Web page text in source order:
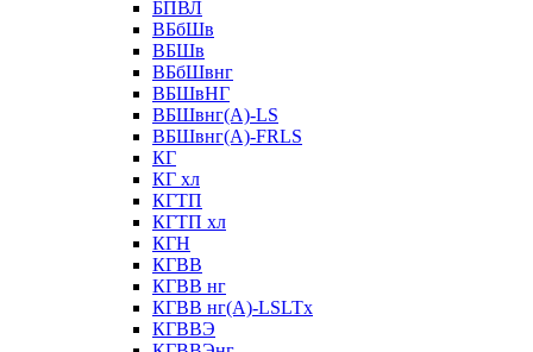
БПВЛ
ВБбШв
ВБШв
ВБбШвнг
ВБШвНГ
ВБШвнг(А)-LS
ВБШвнг(А)-FRLS
КГ
КГ хл
КГТП
КГТП хл
КГН
КГВВ
КГВВ нг
КГВВ нг(А)-LSLTx
КГВВЭ